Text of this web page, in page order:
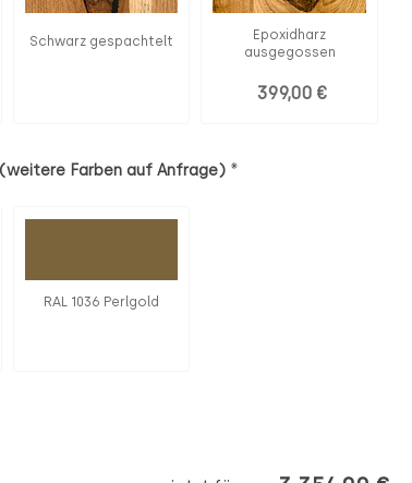
Schwarz gespachtelt
Epoxidharz
ausgegossen
399,00 €
Farben auf Anfrage) *
RAL 1036 Perlgold